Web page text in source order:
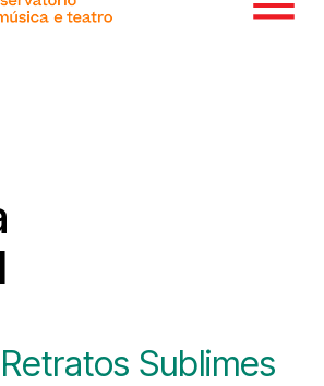
Sublimes